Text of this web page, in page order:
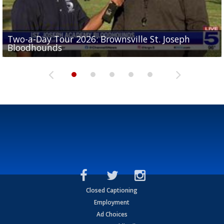
Two-a-Day Tour 2026: Brownsville St. Joseph
Bloodhounds
Two-a-Day Tour 2026: St. Joseph Academy
Bloodhounds
Two-a-Day Tour 2026: Sharyland Rattlers
Sit-down interview with UTRGV wide receiver
Tavian Cord
Two-a-Day Tour 2026: Raymondville Bearkats
Closed Captioning
Employment
Ad Choices